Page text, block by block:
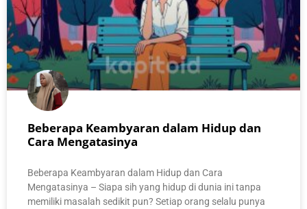
Beberapa Keambyaran dalam Hidup dan
Cara Mengatasinya
Beberapa Keambyaran dalam Hidup dan Cara
Mengatasinya – Siapa sih yang hidup di dunia ini tanpa
memiliki masalah sedikit pun? Setiap orang selalu punya